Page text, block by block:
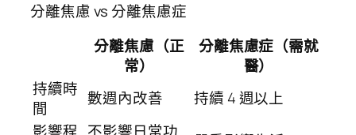
分離焦慮 vs 分離焦慮症
分離焦慮（正
常）
分離焦慮症（需就
醫）
持續時
間
數週內改善
持續 4 週以上
影響程 不影響日常功